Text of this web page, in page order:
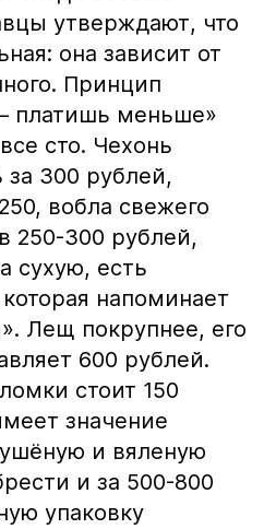
утверждают, что
она зависит от
Принцип
платишь меньше»
сто. Чехонь
за 300 рублей,
вобла свежего
250-300 рублей,
сухую, есть
напоминает
Лещ покрупнее, его
600 рублей.
стоит 150
значение
и вяленую
и за 500-800
упаковку